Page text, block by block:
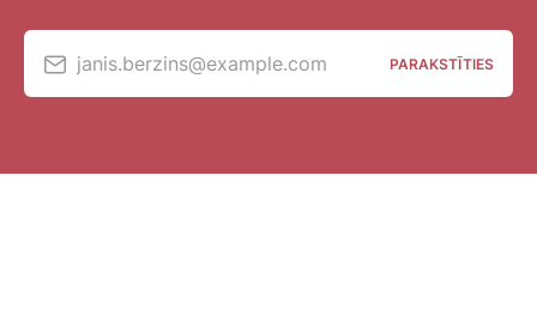
janis.berzins@example.com PARAKSTĪTIES